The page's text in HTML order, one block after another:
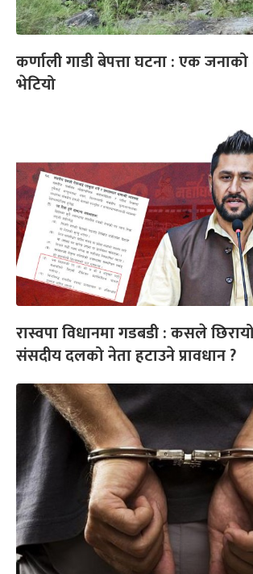
कर्णाली गाडी बेपत्ता घटना : एक
भेटियो
रास्वपा विधानमा गडबडी : कसले
संसदीय दलको नेता हटाउने प्रावधान ?